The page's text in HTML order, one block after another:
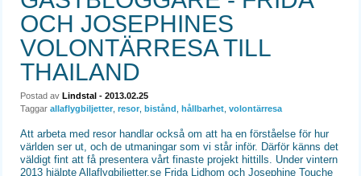
OCH JOSEPHINES
VOLONTÄRRESA TILL
THAILAND
Postad avLindstal - 2013.02.25
Taggar allaflygbiljetter ,resor ,bistånd ,hållbarhet ,volontärresa
Att arbeta med resor handlar också om att ha en förståelse för hur
världen ser ut, och de utmaningar som vi står inför. Därför känns det
väldigt fint att få presentera vårt finaste projekt hittills. Under vintern
2013 hjälpte Allaflygbiljetter.se Frida Lidhom och Josephine Touche